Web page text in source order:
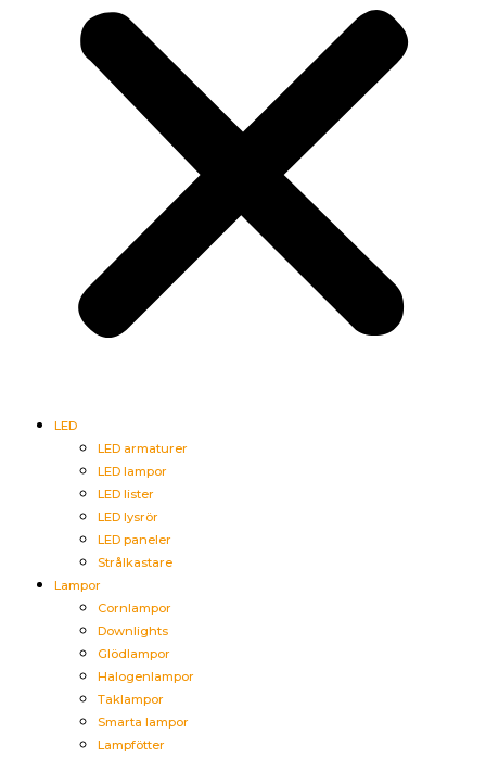
LED
LED armaturer
LED lampor
LED lister
LED lysrör
LED paneler
Strålkastare
Lampor
Cornlampor
Downlights
Glödlampor
Halogenlampor
Taklampor
Smarta lampor
Lampfötter